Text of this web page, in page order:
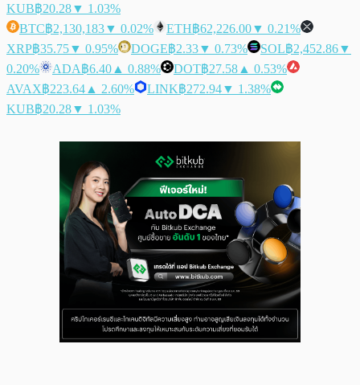
KUB฿20.28▼ 1.03%
BTC฿2,130,183▼ 0.02% ETH฿62,226.00▼ 0.21%
XRP฿35.75▼ 0.95% DOGE฿2.33▼ 0.73% SOL฿2,452.86▼
0.20%
ADA฿6.40 ▲ 0.88% DOT฿27.58 ▲ 0.53%
AVAX฿223.64 ▲ 2.60% LINK฿272.94▼ 1.38%
KUB฿20.28▼ 1.03%